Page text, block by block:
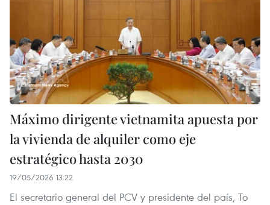
Máximo dirigente vietnamita apuesta por
la vivienda de alquiler como eje
estratégico hasta 2030
19/05/2026 13:22
El secretario general del PCV y presidente del país, To